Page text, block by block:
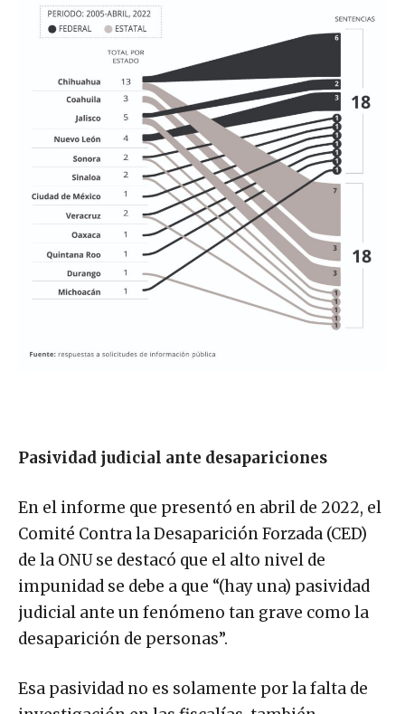
Pasividad judicial ante desapariciones
En el informe que presentó en abril de 2022, el
Comité Contra la Desaparición Forzada (CED)
de la ONU se destacó que el alto nivel de
impunidad se debe a que “(hay una) pasividad
judicial ante un fenómeno tan grave como la
desaparición de personas”.
Esa pasividad no es solamente por la falta de
investigación en las fiscalías, también